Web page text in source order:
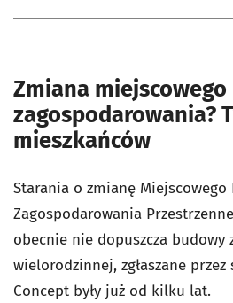
Zmiana
zagospodarowania?
mieszkańców
Starania o zmianę Miejscowego
Zagospodarowania
obecnie nie dopuszcza budowy
wielorodzinnej, zgłaszane przez
Concept były już od kilku lat.